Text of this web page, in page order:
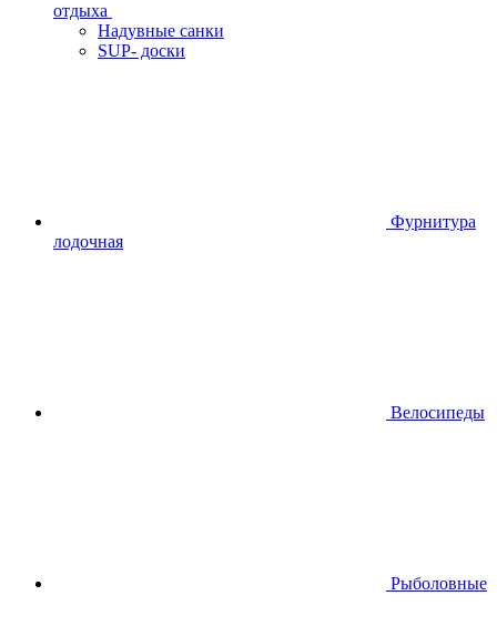
отдыха
Надувные санки
SUP- доски
Фурнитура
лодочная
Велосипеды
Рыболовные